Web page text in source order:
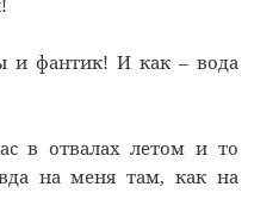
и фантик! И как – вода
в отвалах летом и то
на меня там, как на